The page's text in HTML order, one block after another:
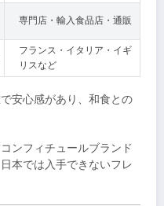
専門店・輸入食品店・通販
フランス・イタリア・イギ
リスなど
安心感があり、和食との
ンフィチュールブランド
本では入手できないフレ